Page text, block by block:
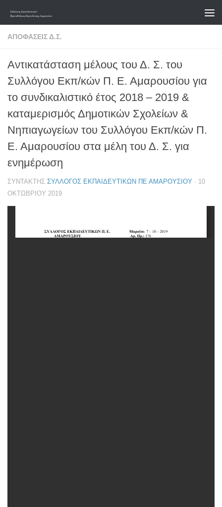
Skip to content
ΑΠΟΦΆΣΕΙΣ Δ.Σ.
Αντικατάσταση μέλους του Δ. Σ. του
Συλλόγου Εκπ/κών Π. Ε. Αμαρουσίου για
το συνδικαλιστικό έτος 2018 – 2019 &
καταμερισμός Δημοτικών Σχολείων &
Νηπιαγωγείων του Συλλόγου Εκπ/κών Π.
Ε. Αμαρουσίου στα μέλη του Δ. Σ. για
ενημέρωση
ΣΥΝΤΆΚΤΗΣ ΣΎΛΛΟΓΟΣ ΕΚΠΑΙΔΕΥΤΙΚΏΝ ΠΕ ΑΜΑΡΟΥΣΊΟΥ · 10
ΟΚΤΩΒΡΊΟΥ 2019